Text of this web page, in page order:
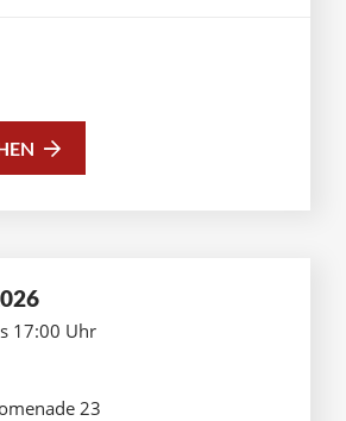
17:00 Uhr
23